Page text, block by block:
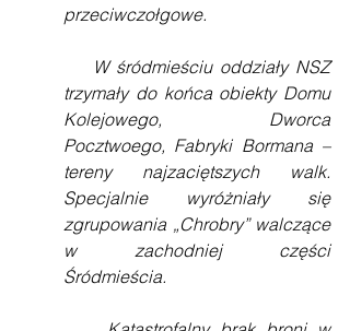
przeciwczołgowe.
trzymały do końca obiekty Domu
Kolejowego, Dworca
Pocztwoego, Fabryki Bormana –
tereny najzaciętszych walk.
Specjalnie wyróżniały się
zgrupowania „Chrobry” walczące
w zachodniej części
Śródmieścia.